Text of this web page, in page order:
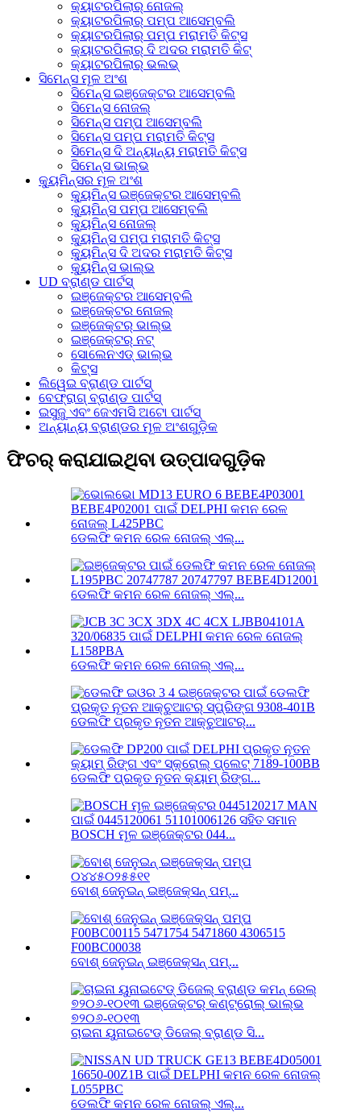
କ୍ୟାଟରପିଲାର୍ ନୋଜଲ୍
କ୍ୟାଟରପିଲାର୍ ପମ୍ପ ଆସେମ୍ବଲି
କ୍ୟାଟରପିଲାର୍ ପମ୍ପ ମରାମତି କିଟ୍ସ
କ୍ୟାଟରପିଲାର୍ ଦି ଅଦର ମରାମତି କିଟ୍
କ୍ୟାଟରପିଲାର୍ ଭଲଭ୍
ସିମେନ୍ସ ମୂଳ ଅଂଶ
ସିମେନ୍ସ ଇଞ୍ଜେକ୍ଟର ଆସେମ୍ବଲି
ସିମେନ୍ସ ନୋଜଲ୍
ସିମେନ୍ସ ପମ୍ପ ଆସେମ୍ବଲି
ସିମେନ୍ସ ପମ୍ପ ମରାମତି କିଟ୍ସ
ସିମେନ୍ସ ଦି ଅନ୍ୟାନ୍ୟ ମରାମତି କିଟ୍ସ
ସିମେନ୍ସ ଭାଲ୍ଭ
କ୍ୟୁମିନ୍ସର ମୂଳ ଅଂଶ
କ୍ୟୁମିନ୍ସ ଇଞ୍ଜେକ୍ଟର ଆସେମ୍ବଲି
କ୍ୟୁମିନ୍ସ ପମ୍ପ ଆସେମ୍ବଲି
କ୍ୟୁମିନ୍ସ ନୋଜଲ୍
କ୍ୟୁମିନ୍ସ ପମ୍ପ ମରାମତି କିଟ୍ସ
କ୍ୟୁମିନ୍ସ ଦି ଅଦର ମରାମତି କିଟ୍ସ
କ୍ୟୁମିନ୍ସ ଭାଲ୍ଭ
UD ବ୍ରାଣ୍ଡ ପାର୍ଟସ୍
ଇଞ୍ଜେକ୍ଟର ଆସେମ୍ବଲି
ଇଞ୍ଜେକ୍ଟର ନୋଜଲ୍
ଇଞ୍ଜେକ୍ଟର୍ ଭାଲ୍ଭ
ଇଞ୍ଜେକ୍ଟର୍ ନଟ୍
ସୋଲେନଏଡ୍ ଭାଲ୍ଭ
କିଟ୍ସ
ଲିୱେଇ ବ୍ରାଣ୍ଡ ପାର୍ଟସ୍
ବେଫ୍ରାଗ୍ ବ୍ରାଣ୍ଡ ପାର୍ଟସ୍
ଇସୁଜୁ ଏବଂ ଜେଏମସି ଅଟୋ ପାର୍ଟସ୍
ଅନ୍ୟାନ୍ୟ ବ୍ରାଣ୍ଡର ମୂଳ ଅଂଶଗୁଡ଼ିକ
ଫିଚର୍ କରାଯାଇଥିବା ଉତ୍ପାଦଗୁଡ଼ିକ
ଡେଲଫି କମନ ରେଳ ନୋଜଲ୍ ଏଲ୍...
ଡେଲଫି କମନ ରେଳ ନୋଜଲ୍ ଏଲ୍...
ଡେଲଫି କମନ ରେଳ ନୋଜଲ୍ ଏଲ୍...
ଡେଲଫି ପ୍ରକୃତ ନୂତନ ଆକ୍ଚୁଆଟର୍...
ଡେଲଫି ପ୍ରକୃତ ନୂତନ କ୍ୟାମ୍ ରିଙ୍ଗ...
BOSCH ମୂଳ ଇଞ୍ଜେକ୍ଟର 044...
ବୋଶ୍ ଜେନୁଇନ୍ ଇଞ୍ଜେକ୍ସନ୍ ପମ୍...
ବୋଶ୍ ଜେନୁଇନ୍ ଇଞ୍ଜେକ୍ସନ୍ ପମ୍...
ଚାଇନା ୟୁନାଇଟେଡ୍ ଡିଜେଲ୍ ବ୍ରାଣ୍ଡ ସି...
ଡେଲଫି କମନ ରେଳ ନୋଜଲ୍ ଏଲ୍...